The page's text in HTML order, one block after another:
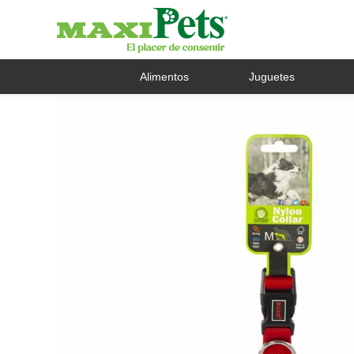
Alimentos Juguetes